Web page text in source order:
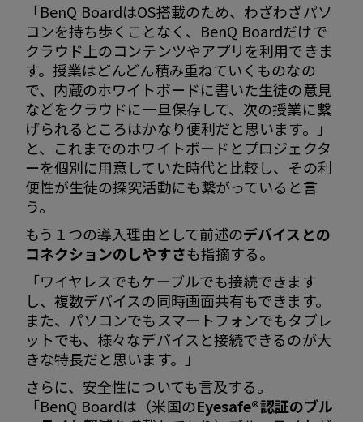
「BenQ BoardはOS搭載のため、わざわざパソ
コンを持ち歩くことなく、BenQ Boardだけで
クラウド上のコンテンツやアプリを利用できま
す。授業はどんどん積み重ねていくものなの
で、内蔵のホワイトボードに書いた生徒の意見
などをクラウドに一旦保存して、次の授業に繋
げられるところはかなり便利だと思います。」
と、これまでのホワイトボードとプロジェクタ
ーを個別に用意していた時代と比較し、その利
便性が生徒の探究活動にも繋がっていると言
う。
もう１つの導入理由として前述のデバイスとの
コネクションのしやすさも指摘する。
「ワイヤレスでもケーブルでも接続できます
し、複数デバイスの同時画面共有もできます。
また、パソコンでもスマートフォンでもタブレ
ットでも、様々なデバイスと接続できるのが大
きな特長だと思います。」
さらに、安全性についても言及する。
「BenQ Boardは（米国のEyesafe®認証のブル